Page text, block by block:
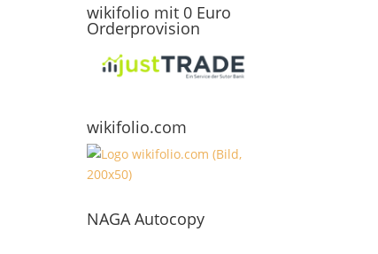
wikifolio mit 0 Euro
Orderprovision
wikifolio.com
NAGA Autocopy